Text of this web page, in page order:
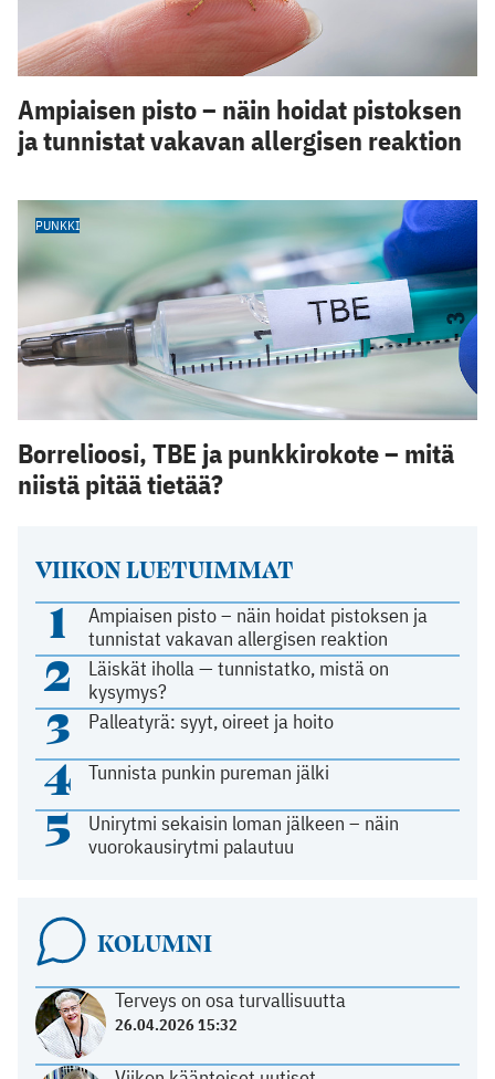
VIIKON LUETUIMMAT
1
Ampiaisen pisto – näin hoidat pistoksen ja
tunnistat vakavan allergisen reaktion
2
Läiskät iholla — tunnistatko, mistä on
kysymys?
3 Palleatyrä: syyt, oireet ja hoito
4 Tunnista punkin pureman jälki
5
Unirytmi sekaisin loman jälkeen – näin
vuorokausirytmi palautuu
KOLUMNI
Terveys on osa turvallisuutta
26.04.2026 15:32
Ampiaisen pisto – näin hoidat pistoksen
ja tunnistat vakavan allergisen reaktion
PUNKKI
Borrelioosi, TBE ja punkkirokote – mitä
niistä pitää tietää?